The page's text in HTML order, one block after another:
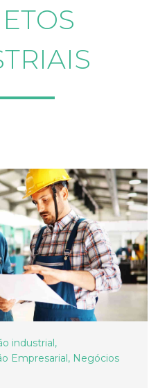
industrial ,
Empresarial , Negócios